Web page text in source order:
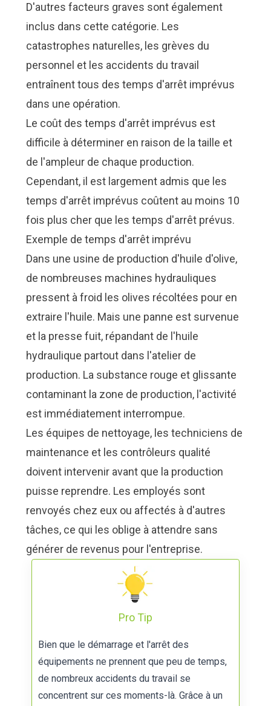
D'autres facteurs graves sont également
inclus dans cette catégorie. Les
catastrophes naturelles, les grèves du
personnel et les accidents du travail
entraînent tous des temps d'arrêt imprévus
dans une opération.
Le coût des temps d'arrêt imprévus est
difficile à déterminer en raison de la taille et
de l'ampleur de chaque production.
Cependant, il est largement admis que les
temps d'arrêt imprévus coûtent au moins 10
fois plus cher que les temps d'arrêt prévus.
Exemple de temps d'arrêt imprévu
Dans une usine de production d'huile d'olive,
de nombreuses machines hydrauliques
pressent à froid les olives récoltées pour en
extraire l'huile. Mais une panne est survenue
et la presse fuit, répandant de l'huile
hydraulique partout dans l'atelier de
production. La substance rouge et glissante
contaminant la zone de production, l'activité
est immédiatement interrompue.
Les équipes de nettoyage, les techniciens de
maintenance et les contrôleurs qualité
doivent intervenir avant que la production
puisse reprendre. Les employés sont
renvoyés chez eux ou affectés à d'autres
tâches, ce qui les oblige à attendre sans
générer de revenus pour l'entreprise.
Pro Tip
Bien que le démarrage et l'arrêt des
équipements ne prennent que peu de temps,
de nombreux accidents du travail se
concentrent sur ces moments-là. Grâce à un